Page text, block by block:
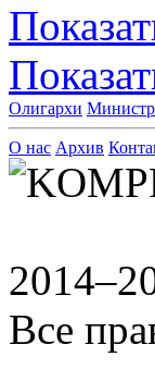
Олигархи
О нас Архив
Все